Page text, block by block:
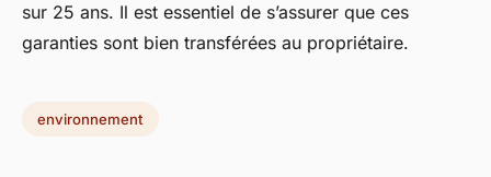
sur 25 ans. Il est essentiel de s’assurer que ces
garanties sont bien transférées au propriétaire.
environnement